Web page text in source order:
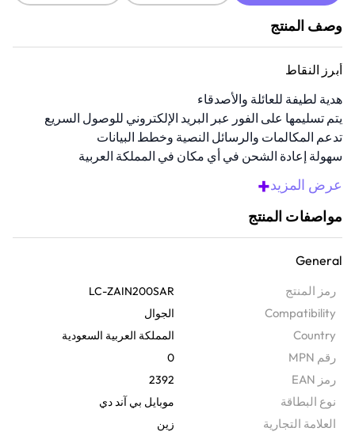
وصف المنتج
أبرز النقاط
هدية لطيفة للعائلة والأصدقاء
يتم تسليمها على الفور عبر البريد الإلكتروني للوصول السريع
تدعم المكالمات والرسائل النصية وخطط البيانات
سهولة إعادة الشحن في أي مكان في المملكة العربية
السعودية
سهولة الاسترداد باستخدام رمز الاتصال السريع
نظرة عامة
أهدي بطاقة الهدايا هذه لمستخدمي الجوال في المملكة العربية السعودية.
إنها بطاقة مسبقة الدفع تمنحك رصيداً للمكالمات والرسائل النصية وبيانات
البريد الإلكتروني، لذا فهي مثالية لأي مناسبة أو إذا كنت تحتاج فقط إلى
والضغط على اتصال على هاتفك.
عرض المزيد+
مواصفات المنتج
General
رمز المنتج LC-ZAIN200SAR
Compatibility الجوال
Country المملكة العربية السعودية
رقم MPN 0
رمز EAN 2392
نوع البطاقة موبايل بي آند دي
‫العلامة التجارية زين